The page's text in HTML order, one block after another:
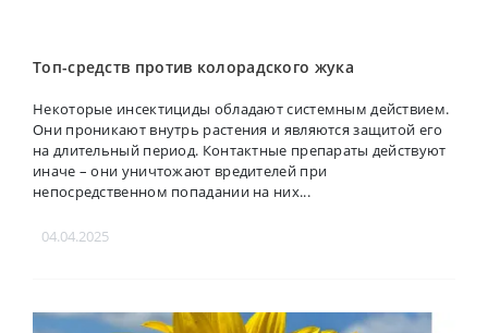
Топ-средств против колорадского жука
Некоторые инсектициды обладают системным действием.
Они проникают внутрь растения и являются защитой его
на длительный период. Контактные препараты действуют
иначе – они уничтожают вредителей при
непосредственном попадании на них...
04.04.2025